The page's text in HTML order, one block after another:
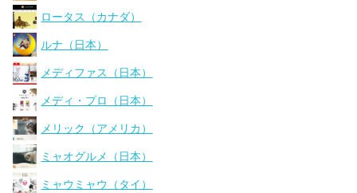
ロータス（カナダ）
ルナ（日本）
メディファス（日本）
メディ・プロ（日本）
メリック（アメリカ）
ミャオグルメ（日本）
ミャウミャウ（タイ）